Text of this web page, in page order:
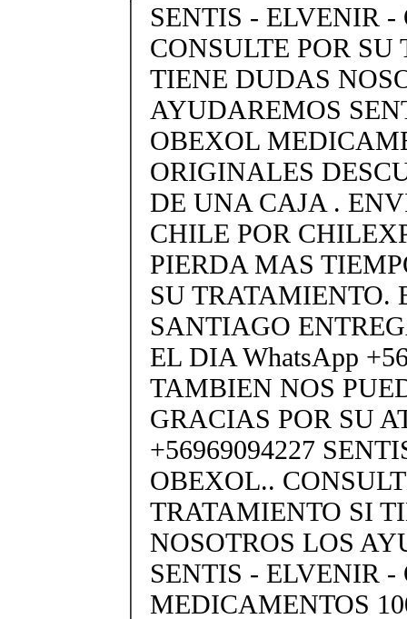
SENTIS - ELVENIR -
CONSULTE POR
TIENE DUDAS
AYUDAREMOS
OBEXOL
ORIGINALES
DE UNA CAJA .
CHILE POR
PIERDA MAS
SU TRATAMIENTO.
SANTIAGO
EL DIA WhatsApp
TAMBIEN NOS
GRACIAS POR SU
+56969094227
OBEXOL..
TRATAMIENTO SI
NOSOTROS LOS
SENTIS - ELVENIR -
MEDICAMENTOS